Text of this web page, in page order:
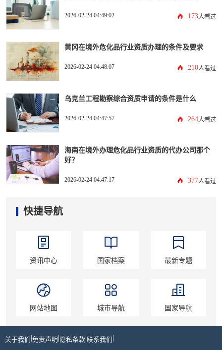
2026-02-24 04:49:02 173人看过
黄冈在境外危化品行业资质办理的条件及要求
2026-02-24 04:48:07 210人看过
乌克兰工程勘察综合资质申请的条件是什么
2026-02-24 04:47:57 264人看过
海南在境外办理危化品行业资质的代办公司那个
好？
2026-02-24 04:47:17 377人看过
快捷导航
资讯中心 国家档案 最新专题
网站地图 城市导航 国家导航
关于我们 |免责声明 | 隐私条款|联系我们 |